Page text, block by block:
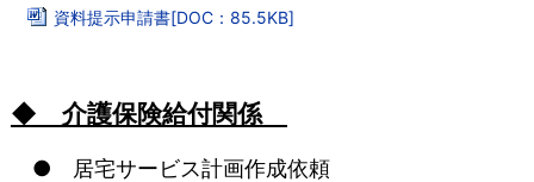
資料提示申請書[DOC：85.5KB]
◆ 介護保険給付関係
● 居宅サービス計画作成依頼